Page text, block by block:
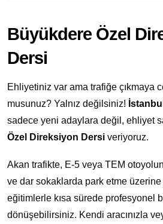
Büyükdere Özel
Dersi
Ehliyetiniz var ama trafiğe çıkmaya
musunuz? Yalnız değilsiniz!
sadece yeni adaylara değil, ehliyet
Özel Direksiyon Dersi veriyoruz.
Akan trafikte, E-5 veya TEM
ve dar sokaklarda park etme üzerine
eğitimlerle kısa sürede profesyonel
dönüşebilirsiniz. Kendi aracınızla